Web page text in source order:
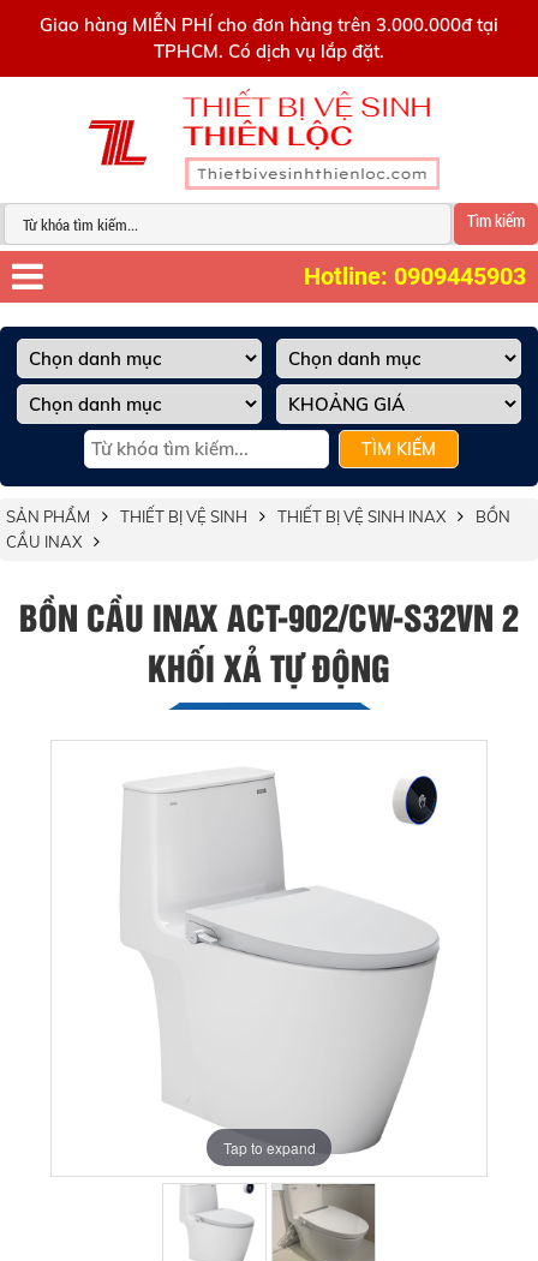
Giao hàng MIỄN PHÍ cho đơn hàng trên 3.000.000đ tại
TPHCM. Có dịch vụ lắp đặt.
Tìm kiếm
Hotline: 0909445903
TÌM KIẾM
SẢN PHẨM THIẾT BỊ VỆ SINH THIẾT BỊ VỆ SINH INAX
BỒN
CẦU INAX
BỒN CẦU INAX ACT-902/CW-S32VN 2
KHỐI XẢ TỰ ĐỘNG
Tap to expand
Tap to expand
0909445903